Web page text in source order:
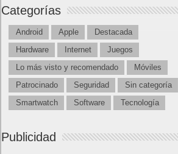
Categorías
Android Apple
Destacada
Hardware
Internet
Juegos
Lo más visto y recomendado
Móviles
Patrocinado
Seguridad
Sin categoría
Smartwatch
Software Tecnología
Publicidad